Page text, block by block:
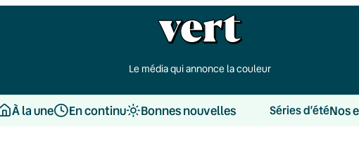
Le média qui annonce la couleur
À la une En continu Bonnes nouvelles Séries d’étéNos